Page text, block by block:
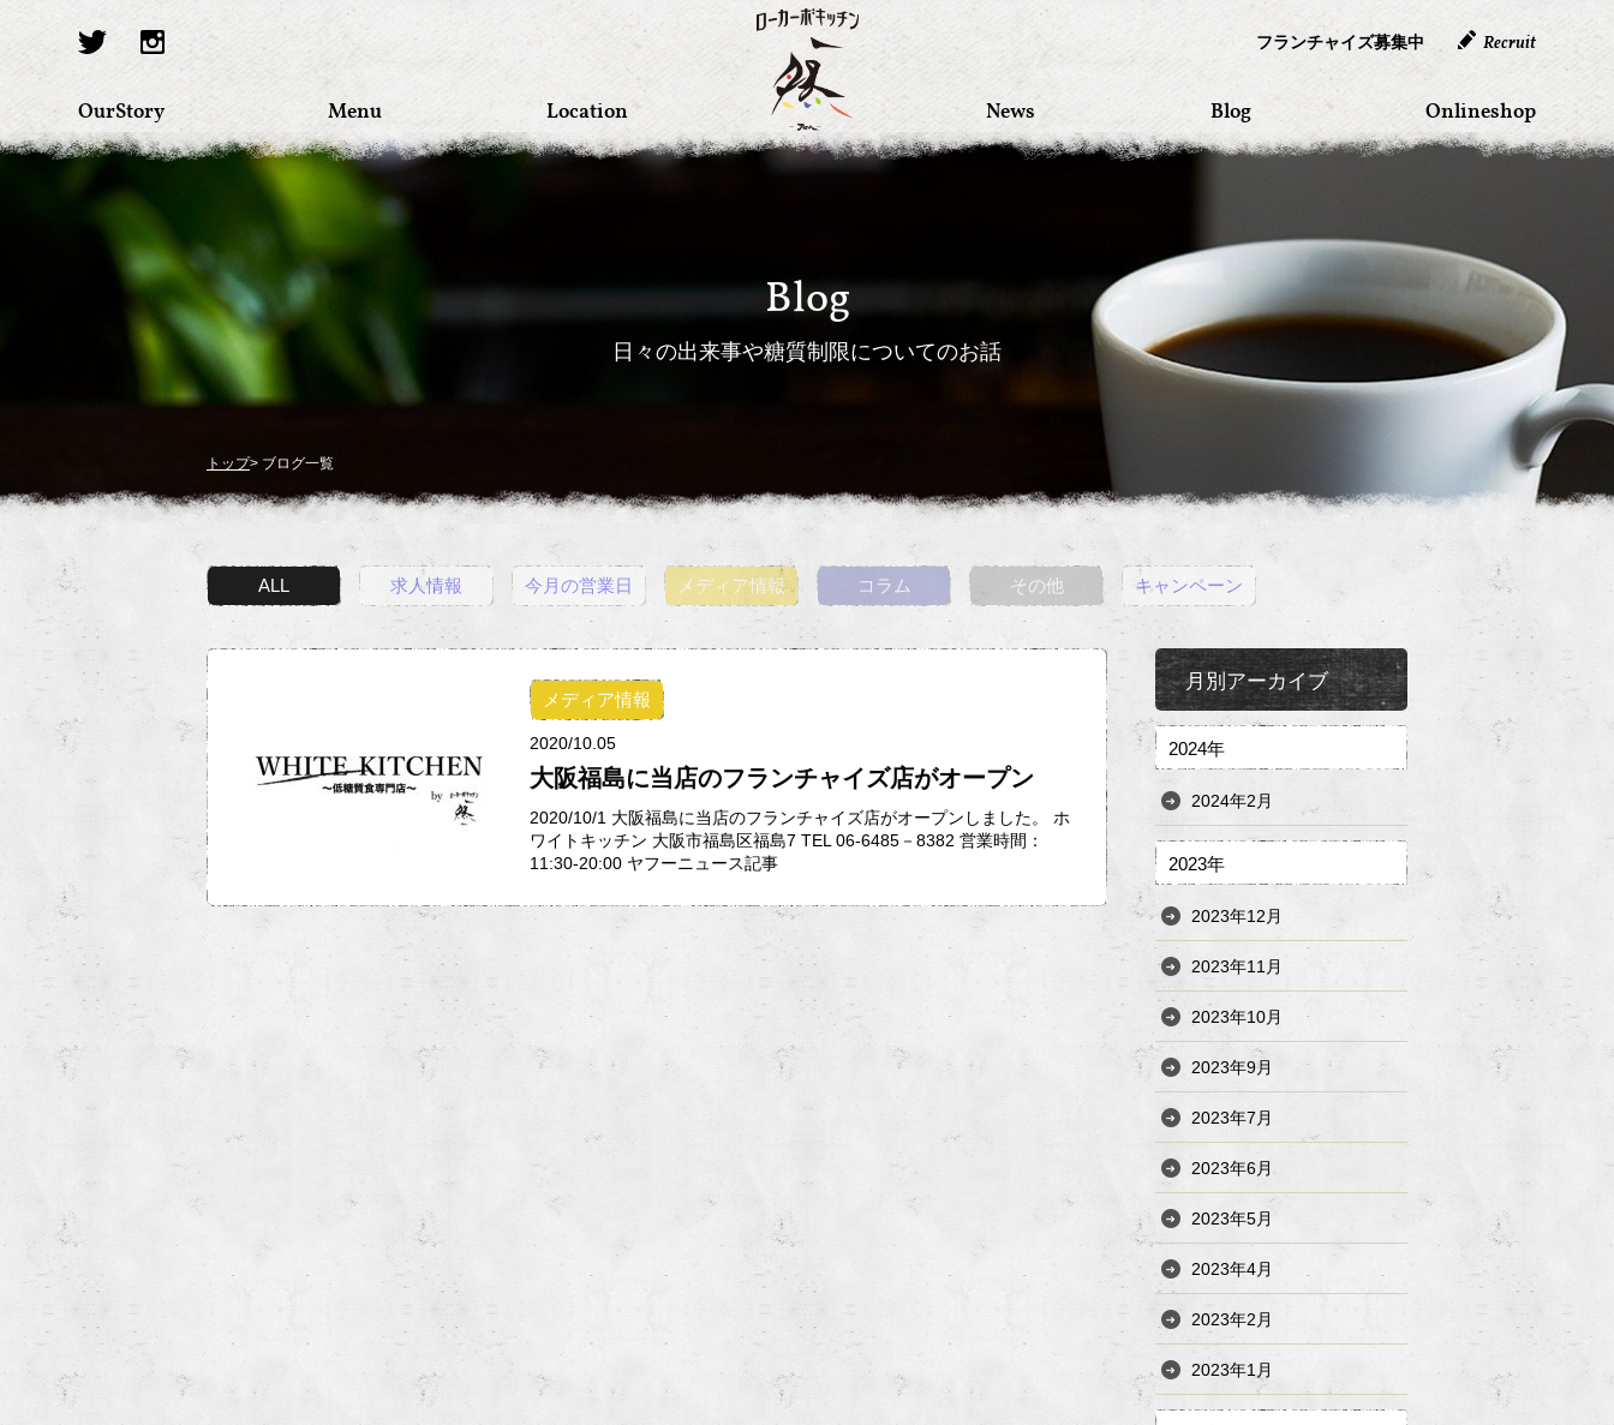
Recruit
フランチャイズ募集中
OurStory Menu Location News Blog Onlineshop
Blog
日々の出来事や糖質制限についてのお話
トップ> ブログ一覧
ALL 求人情報 今月の営業日 メディア情報 コラム その他 キャンペーン
月別アーカイブ
2024年
2024年2月
2023年
2023年12月
2023年11月
2023年10月
2023年9月
2023年7月
2023年6月
2023年5月
2023年4月
2023年2月
2023年1月
メディア情報
2020/10.05
大阪福島に当店のフランチャイズ店がオープン
2020/10/1 大阪福島に当店のフランチャイズ店がオープンしました。 ホ
ワイトキッチン 大阪市福島区福島7 TEL 06-6485－8382 営業時間：
11:30-20:00 ヤフーニュース記事